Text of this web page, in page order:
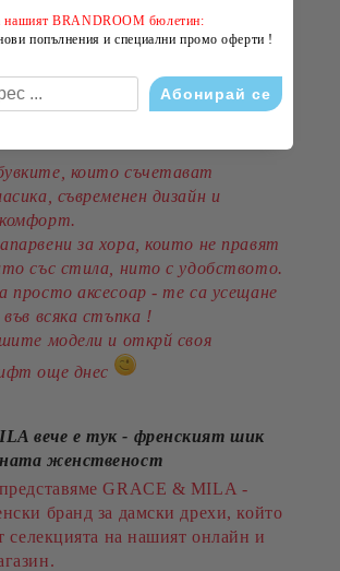
и подарете на лятото си повече
цена!
комфорт и традиция
които съчетават
съвременен дизайн и
за хора, които не правят
със стила, нито с удобството.
просто аксесоар - те са усещане
всяка стъпка !
модели и открй своя
още днес
вече е тук - френският шик
женственост
GRACE & MILA -
бранд за дамски дрехи, който
селекцията на нашият онлайн и
нашият BRANDROOM бюлетин:
попълнения и специални промо оферти !